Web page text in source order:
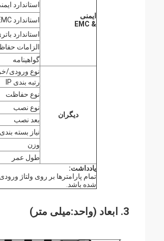
ایمنی
& EMC
استاندارد
استاندارد EMC
استاندارد
الزامات
گواهینامه
دیگران
نوع ورودی/
رتبه بندی IP
نوع حفاظت
نوع نصب
بعد نصب
نیاز بسته بندی
وزن
طول عمر
یادداشت:
شده باشد.
3. ابعاد (واحد :میلی متر)